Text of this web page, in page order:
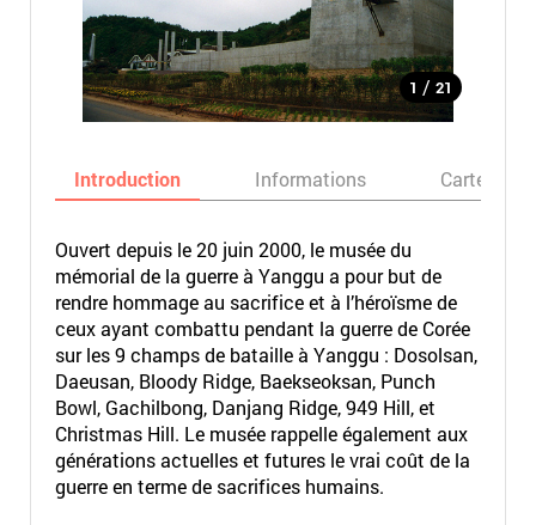
1 / 21
Introduction Informations Carte
Ouvert depuis le 20 juin 2000, le musée du
mémorial de la guerre à Yanggu a pour but de
rendre hommage au sacrifice et à l’héroïsme de
ceux ayant combattu pendant la guerre de Corée
sur les 9 champs de bataille à Yanggu : Dosolsan,
Daeusan, Bloody Ridge, Baekseoksan, Punch
Bowl, Gachilbong, Danjang Ridge, 949 Hill, et
Christmas Hill. Le musée rappelle également aux
générations actuelles et futures le vrai coût de la
guerre en terme de sacrifices humains.